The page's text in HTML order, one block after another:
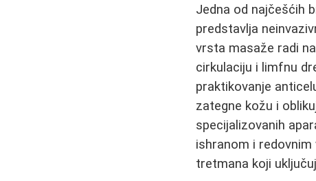
Jedna od najčešćih
predstavlja
vrsta masaže radi
cirkulaciju i limfnu
praktikovanje
zategne kožu i
specijalizovanih
ishranom i
tretmana koji